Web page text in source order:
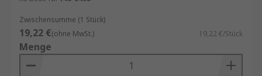
Zwischensumme (1 Stück)
19,22 €(ohne MwSt.) 19,22 €/Stück
Menge